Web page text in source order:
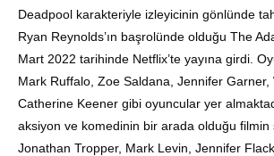
Deadpool karakteriyle izleyicinin gönlünde
Ryan Reynolds’ın başrolünde olduğu The
Mart 2022 tarihinde Netflix’te yayına girdi.
Mark Ruffalo, Zoe Saldana, Jennifer Garner,
Catherine Keener gibi oyuncular yer
aksiyon ve komedinin bir arada olduğu filmin
Jonathan Tropper, Mark Levin, Jennifer